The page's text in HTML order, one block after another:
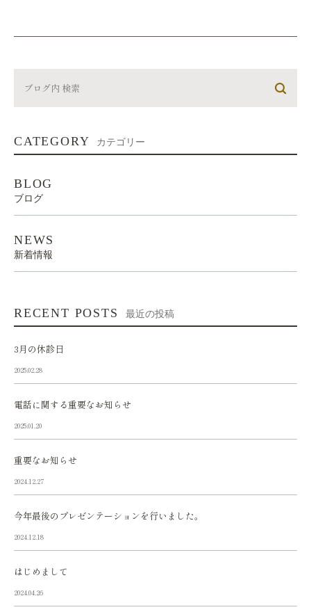
CATEGORY カテゴリー
BLOG
ブログ
NEWS
新着情報
RECENT POSTS 最近の投稿
3月の休診日
2025.02.28
電話に関する重要なお知らせ
2025.01.20
重要なお知らせ
2024.12.27
今年最後のプレゼンテーションを行いました。
2024.12.18
はじめまして
2024.04.26